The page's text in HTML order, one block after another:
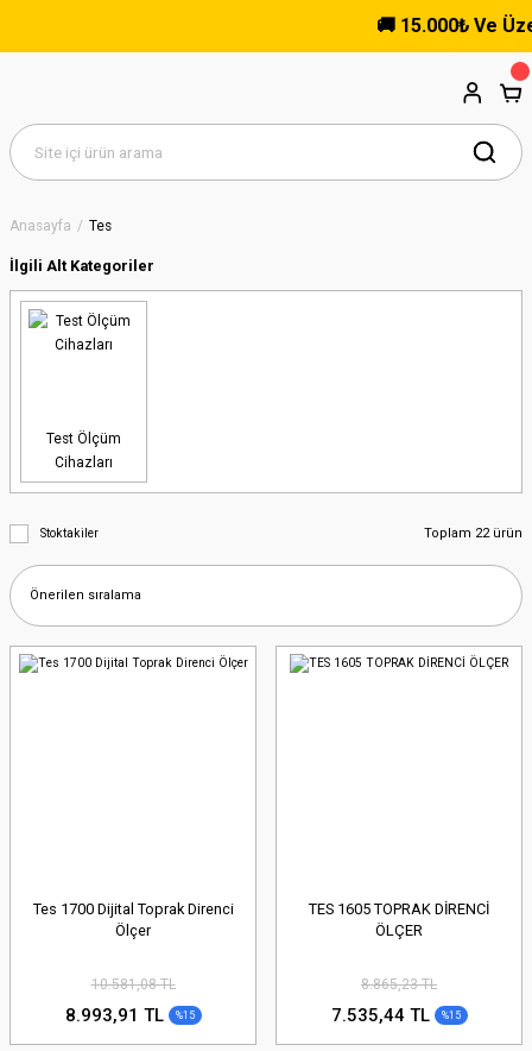
🚚 15.000₺ Ve Üzeri
Anasayfa Tes
İlgili Alt Kategoriler
Test Ölçüm
Cihazları
Stoktakiler Toplam 22 ürün
Tes 1700 Dijital Toprak Direnci
Ölçer
10.581,08 TL
8.993,91 TL %15
TES 1605 TOPRAK DİRENCİ
ÖLÇER
8.865,23 TL
7.535,44 TL %15